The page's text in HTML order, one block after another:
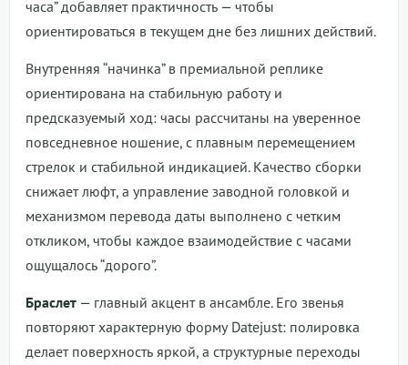
часа” добавляет практичность — чтобы
ориентироваться в текущем дне без лишних действий.
Внутренняя “начинка” в премиальной реплике
ориентирована на стабильную работу и
предсказуемый ход: часы рассчитаны на уверенное
повседневное ношение, с плавным перемещением
стрелок и стабильной индикацией. Качество сборки
снижает люфт, а управление заводной головкой и
механизмом перевода даты выполнено с четким
откликом, чтобы каждое взаимодействие с часами
ощущалось “дорого”.
Браслет — главный акцент в ансамбле. Его звенья
повторяют характерную форму Datejust: полировка
делает поверхность яркой, а структурные переходы